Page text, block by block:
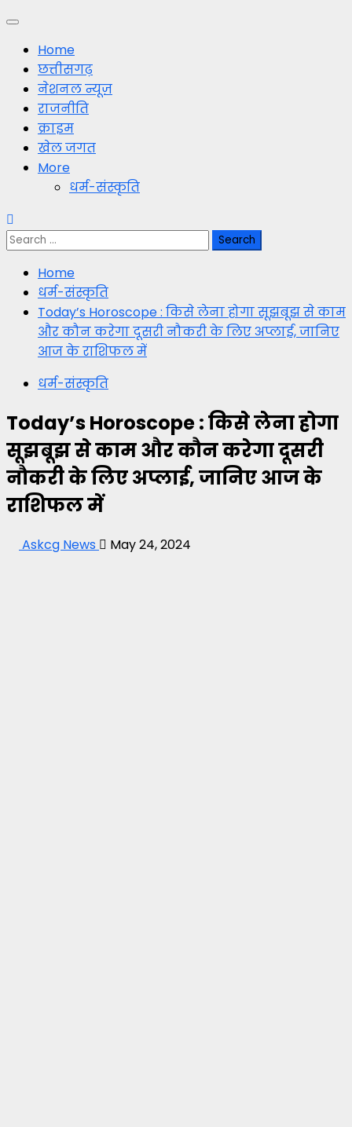
Primary
MenuHome
छत्तीसगढ़
नेशनल न्यूज़
राजनीति
क्राइम
खेल जगत
More
धर्म-संस्कृति
Search
Home
धर्म-संस्कृति
Today’s Horoscope : किसे लेना होगा सूझबूझ से काम
और कौन करेगा दूसरी नौकरी के लिए अप्लाई, जानिए
आज के राशिफल में
धर्म-संस्कृति
Today’s Horoscope : किसे लेना होगा
सूझबूझ से काम और कौन करेगा दूसरी
नौकरी के लिए अप्लाई, जानिए आज के
राशिफल में
Askcg News May 24, 2024